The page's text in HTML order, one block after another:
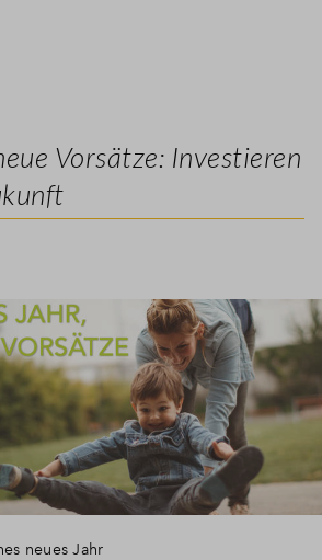
Vorsätze: Investieren
neues Jahr